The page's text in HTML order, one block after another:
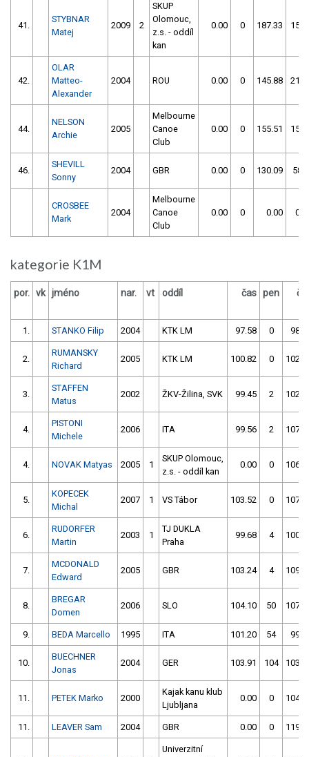
41.
STYBNAR
Matej
2009 2
SKUP
Olomouc,
z.s. - oddíl
kan
0.00 0 187.33 156
42.
OLAR
Matteo-
Alexander
2004 ROU 0.00 0 145.88 216
44.
NELSON
Archie
2005
Melbourne
Canoe
Club
0.00 0 155.51 158
46.
SHEVILL
Sonny
2004 GBR 0.00 0 130.09 58
CROSBEE
Mark
2004
Melbourne
Canoe
Club
0.00 0 0.00 0
kategorie K1M
por. vk jméno nar. vt oddíl čas pen
1. STANKO Filip 2004 KTK LM 97.58 0
2.
RUMANSKY
Richard
2005 KTK LM 100.82 0
3.
STAFFEN
Matus
2002 ŽKV-Žilina, SVK 99.45 2
4.
PISTONI
Michele
2006 ITA 99.56 2
4. NOVAK Matyas 2005 1
SKUP Olomouc,
z.s. - oddíl kan
0.00 0
5.
KOPECEK
Michal
2007 1 VS Tábor 103.52 0
6.
RUDORFER
Martin
2003 1
TJ DUKLA
Praha
99.68 4
7.
MCDONALD
Edward
2005 GBR 103.24 4
8.
BREGAR
Domen
2006 SLO 104.10 50
9. BEDA Marcello 1995 ITA 101.20 54
10.
BUECHNER
Jonas
2004 GER 103.91 104
11. PETEK Marko 2000
Kajak kanu klub
Ljubljana
0.00 0
11. LEAVER Sam 2004 GBR 0.00 0
Univerzitní